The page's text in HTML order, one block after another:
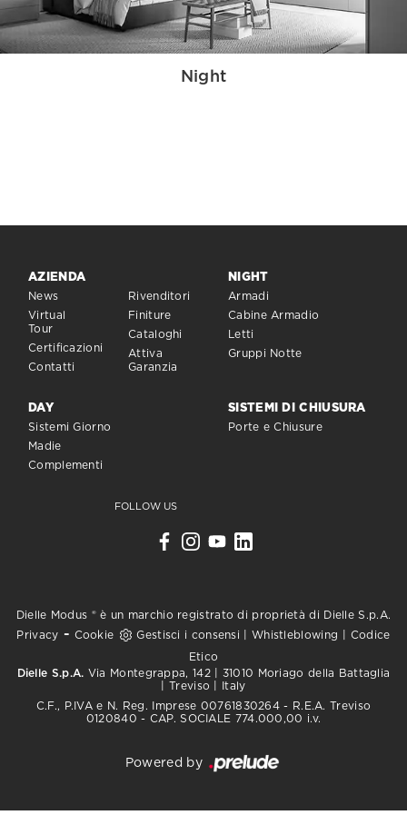
Night
AZIENDA
News
Virtual
Tour
Certificazioni
Contatti
Rivenditori
Finiture
Cataloghi
Attiva
Garanzia
NIGHT
Armadi
Cabine Armadio
Letti
Gruppi Notte
DAY
Sistemi Giorno
Madie
Complementi
SISTEMI DI CHIUSURA
Porte e Chiusure
FOLLOW US
Dielle Modus ® è un marchio registrato di proprietà di Dielle S.p.A.
Privacy - Cookie Gestisci i consensi Whistleblowing
Codice
Etico
Dielle S.p.A. Via Montegrappa, 142 | 31010 Moriago della Battaglia
| Treviso | Italy
C.F., P.IVA e N. Reg. Imprese 00761830264 - R.E.A. Treviso
0120840 - CAP. SOCIALE 774.000,00 i.v.
Powered by